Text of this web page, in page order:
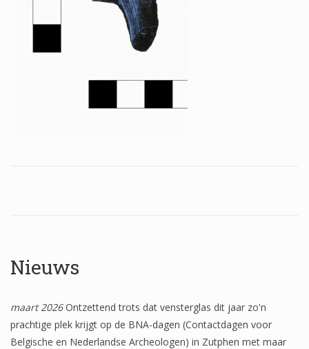
Uitwerking: Oldenzaal-Boterstraat, 1650-1700
Quickscan: Groenlo-Nieuwstad, 1650-1800
Boordglazen
Omlijsting
Nieuws
maart 2026Ontzettend trots dat vensterglas dit jaar zo'n
prachtige plek krijgt op de BNA-dagen (Contactdagen voor
Belgische en Nederlandse Archeologen) in Zutphen met maar